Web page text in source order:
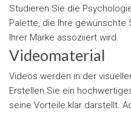
Studieren Sie die
Palette, die Ihre
Ihrer Marke assoziiert wird.
Videomaterial
Videos werden in der
Erstellen Sie ein
seine Vorteile klar darstellt.